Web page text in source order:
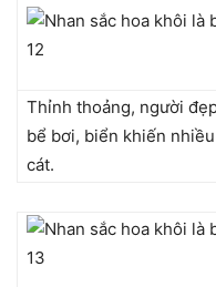
Thỉnh thoảng, người
bể bơi, biển khiến
cát.